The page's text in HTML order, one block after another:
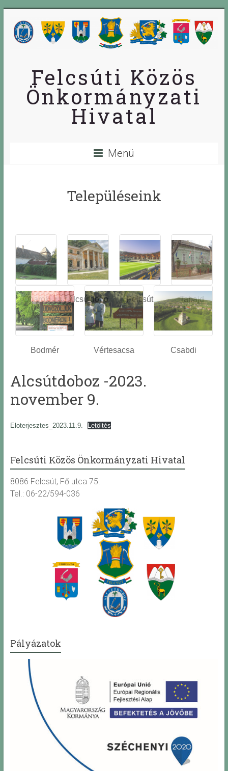
Felcsúti Közös
Önkormányzati
Hivatal
Menü
Településeink
Óbarok
Alcsútdobo
z
Felcsút Tabajd
Bodmér Vértesacsa Csabdi
Alcsútdoboz -2023.
november 9.
Eloterjesztes_2023.11.9. Letöltés
Felcsúti Közös Önkormányzati Hivatal
8086 Felcsút, Fő utca 75.
Tel.: 06-22/594-036
Pályázatok